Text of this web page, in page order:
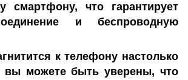
смартфону, что гарантирует
и беспроводную
к телефону настолько
вы можете быть уверены, что